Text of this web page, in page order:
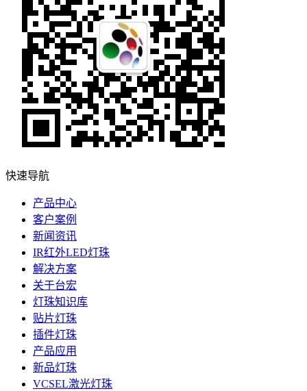
快速导航
产品中心
客户案例
新闻资讯
IR红外LED灯珠
解决方案
关于台宏
灯珠知识库
贴片灯珠
插件灯珠
产品应用
新品灯珠
VCSEL激光灯珠